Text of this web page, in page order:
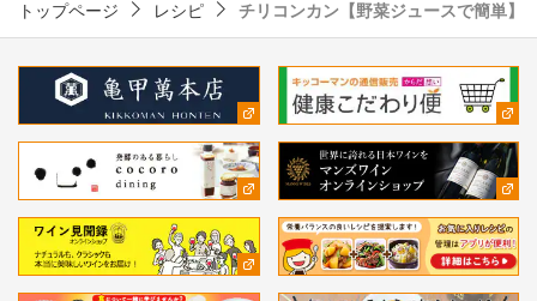
トップページ レシピ チリコンカン【野菜ジュースで簡単】